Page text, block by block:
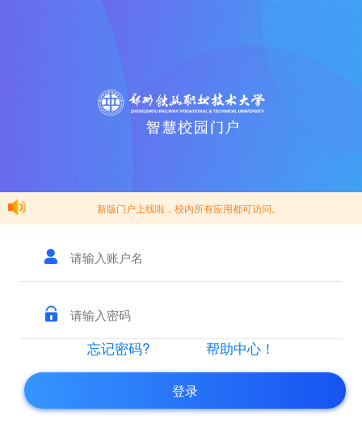
新版门户上线啦，校内所有应用都可访问。
忘记密码? 帮助中心！
登录